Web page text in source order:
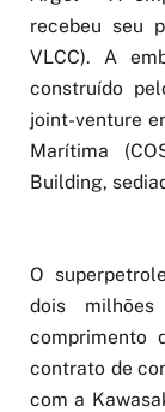
recebeu seu
VLCC). A
construído
joint-venture
Marítima
Building,
O
dois
comprimento
contrato de
com a